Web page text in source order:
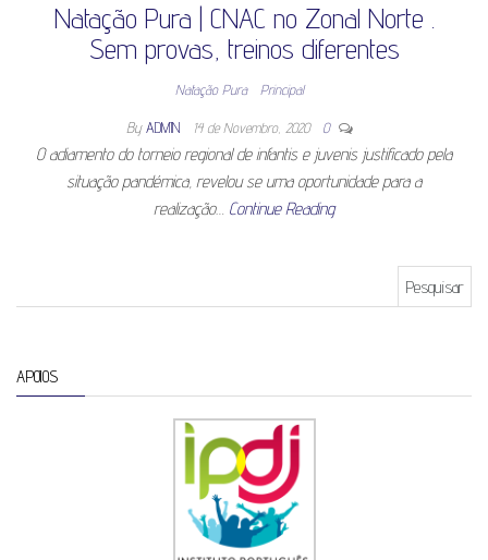
Natação Pura | CNAC no Zonal Norte .
Sem provas, treinos diferentes
Natação Pura Principal
By ADMIN 14 de Novembro, 2020 0
O adiamento do torneio regional de infantis e juvenis justificado pela
situação pandémica, revelou se uma oportunidade para a
realização… Continue Reading
APOIOS